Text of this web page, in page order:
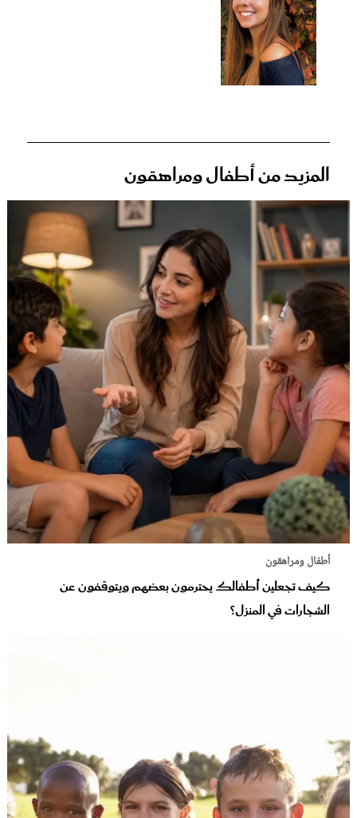
المزيد من أطفال ومراهقون
أطفال ومراهقون
كيف تجعلين أطفالك يحترمون بعضهم ويتوقفون عن
الشجارات في المنزل؟